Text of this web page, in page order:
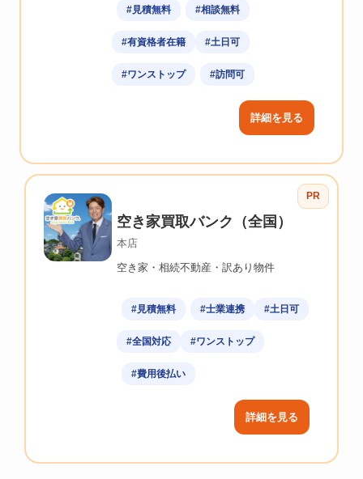
#見積無料 #相談無料
#有資格者在籍 #土日可
#ワンストップ #訪問可
詳細を見る
PR
空き家買取バンク（全国）
本店
空き家・相続不動産・訳あり物件
#見積無料 #士業連携 #土日可
#全国対応 #ワンストップ
#費用後払い
詳細を見る